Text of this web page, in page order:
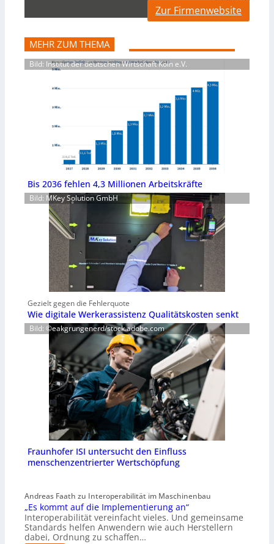
Zur Firmenwebsite
MEHR ZUM THEMA
Bild: Institut der deutschen Wirtschaft Köln e.V.
Bis 2036 fehlen 4,3 Millionen Arbeitskräfte
Bild: MKey Solution GmbH
Gezielt gegen die Fehlerquote
Wie digitale Werkerassistenz Qualitätskosten senkt
Bild: ©eakgrungenerd/stock.adobe.com
Fraunhofer ISI untersucht den Einfluss
menschenzentrierter Wertschöpfung
Andreas Faath zu Interoperabilität im Maschinenbau
„Es kommt auf die Implementierung an“
Interoperabilität vereinfacht vieles. Und gemeinsame
Standards helfen Anwendern wie auch Herstellern
dabei, Ordnung zu schaffen…